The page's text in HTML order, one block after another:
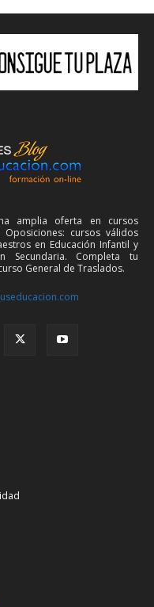
amplia oferta en cursos
cursos válidos
en Educación Infantil y
Secundaria. Completa tu
General de Traslados.